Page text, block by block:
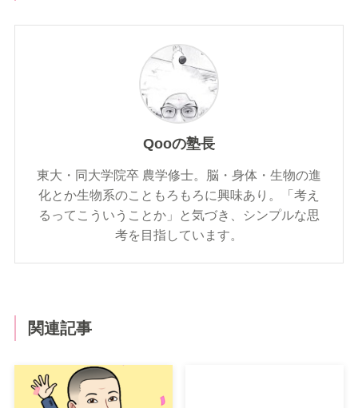
Qooの塾長
東大・同大学院卒 農学修士。脳・身体・生物の進
化とか生物系のこともろもろに興味あり。「考え
るってこういうことか」と気づき、シンプルな思
考を目指しています。
関連記事